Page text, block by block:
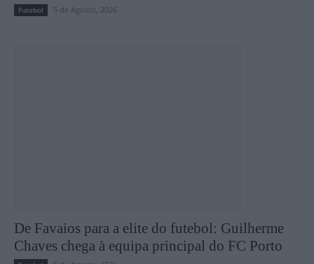
Futebol 5 de Agosto, 2026
De Favaios para a elite do futebol: Guilherme
Chaves chega à equipa principal do FC Porto